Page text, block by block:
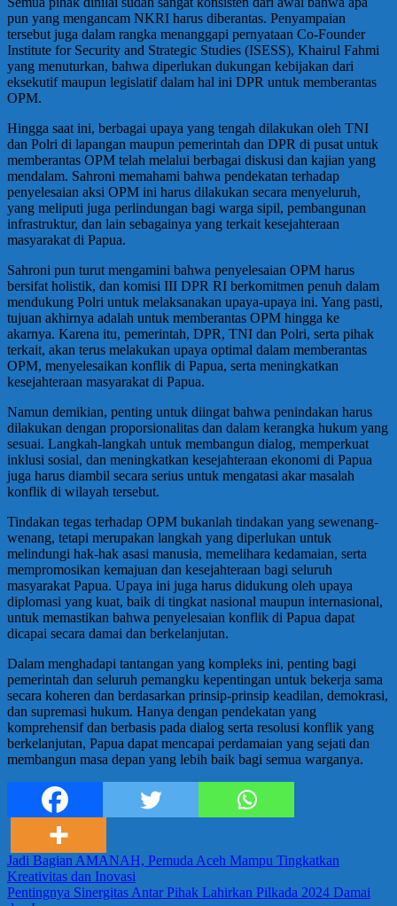
pun yang mengancam NKRI harus diberantas. Penyampaian
tersebut juga dalam rangka menanggapi pernyataan Co-Founder
Institute for Security and Strategic Studies (ISESS), Khairul Fahmi
yang menuturkan, bahwa diperlukan dukungan kebijakan dari
eksekutif maupun legislatif dalam hal ini DPR untuk memberantas
OPM.
Hingga saat ini, berbagai upaya yang tengah dilakukan oleh TNI
dan Polri di lapangan maupun pemerintah dan DPR di pusat untuk
memberantas OPM telah melalui berbagai diskusi dan kajian yang
mendalam. Sahroni memahami bahwa pendekatan terhadap
penyelesaian aksi OPM ini harus dilakukan secara menyeluruh,
yang meliputi juga perlindungan bagi warga sipil, pembangunan
infrastruktur, dan lain sebagainya yang terkait kesejahteraan
masyarakat di Papua.
Sahroni pun turut mengamini bahwa penyelesaian OPM harus
bersifat holistik, dan komisi III DPR RI berkomitmen penuh dalam
mendukung Polri untuk melaksanakan upaya-upaya ini. Yang pasti,
tujuan akhirnya adalah untuk memberantas OPM hingga ke
akarnya. Karena itu, pemerintah, DPR, TNI dan Polri, serta pihak
terkait, akan terus melakukan upaya optimal dalam memberantas
OPM, menyelesaikan konflik di Papua, serta meningkatkan
kesejahteraan masyarakat di Papua.
Namun demikian, penting untuk diingat bahwa penindakan harus
dilakukan dengan proporsionalitas dan dalam kerangka hukum yang
sesuai. Langkah-langkah untuk membangun dialog, memperkuat
inklusi sosial, dan meningkatkan kesejahteraan ekonomi di Papua
juga harus diambil secara serius untuk mengatasi akar masalah
konflik di wilayah tersebut.
Tindakan tegas terhadap OPM bukanlah tindakan yang sewenang-
wenang, tetapi merupakan langkah yang diperlukan untuk
melindungi hak-hak asasi manusia, memelihara kedamaian, serta
mempromosikan kemajuan dan kesejahteraan bagi seluruh
masyarakat Papua. Upaya ini juga harus didukung oleh upaya
diplomasi yang kuat, baik di tingkat nasional maupun internasional,
untuk memastikan bahwa penyelesaian konflik di Papua dapat
dicapai secara damai dan berkelanjutan.
Dalam menghadapi tantangan yang kompleks ini, penting bagi
pemerintah dan seluruh pemangku kepentingan untuk bekerja sama
secara koheren dan berdasarkan prinsip-prinsip keadilan, demokrasi,
dan supremasi hukum. Hanya dengan pendekatan yang
komprehensif dan berbasis pada dialog serta resolusi konflik yang
berkelanjutan, Papua dapat mencapai perdamaian yang sejati dan
membangun masa depan yang lebih baik bagi semua warganya.
Navigasi
pos
Previous
Post:
Jadi Bagian AMANAH, Pemuda Aceh Mampu Tingkatkan
Kreativitas dan Inovasi
Next
Pentingnya Sinergitas Antar Pihak Lahirkan Pilkada 2024 Damai